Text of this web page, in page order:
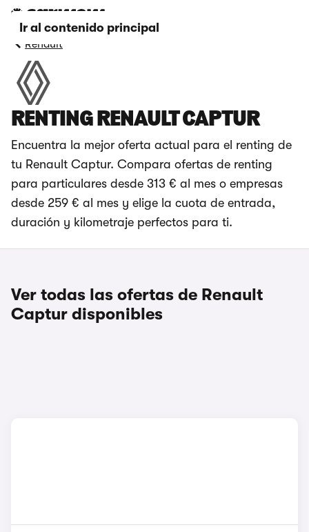
Ir al contenido principal
Renault
RENTING RENAULT CAPTUR
Encuentra la mejor oferta actual para el renting de
tu Renault Captur. Compara ofertas de renting
para particulares desde 313 € al mes o empresas
desde 259 € al mes y elige la cuota de entrada,
duración y kilometraje perfectos para ti.
Ver todas las ofertas de Renault
Captur disponibles